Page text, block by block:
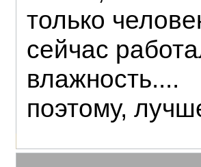
только
сейчас
влажность....
поэтому,